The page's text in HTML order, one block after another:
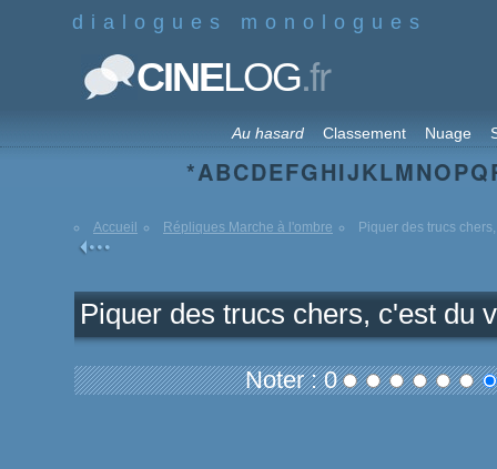
dialogues monologues
CINELOG.fr
Au hasard Classement Nuage
*ABCDEFGHIJKLMNOPQ
Accueil Répliques Marche à l'ombre Piquer des trucs
Piquer des trucs chers, c'est du
Noter : 0